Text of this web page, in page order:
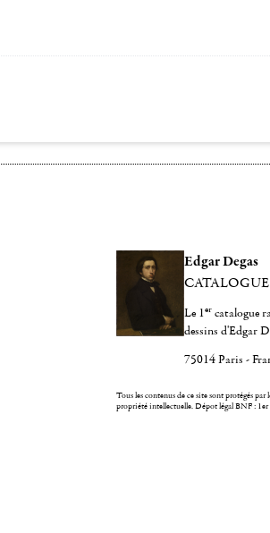
Edgar Degas
Le 1er catalogue
dessins d'Edgar
75014 Paris -
Tous les contenus de ce site sont protégés
propriété intellectuelle.Dépot légal BNF :